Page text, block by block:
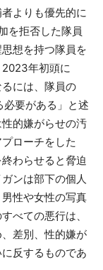
よりも優先的に
を拒否した隊員
想を持つ隊員を
年初頭に
には、隊員の
要がある」と述
的嫌がらせの汚
ローチをした
わらせると脅迫
ンは部下の個人
性や女性の写真
べての悪行は、
差別、性的嫌が
反するものであ